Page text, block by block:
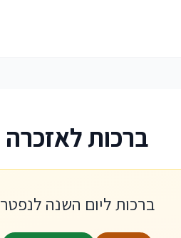
ברכות לאזכרה
ברכות ליום השנה לנפטר